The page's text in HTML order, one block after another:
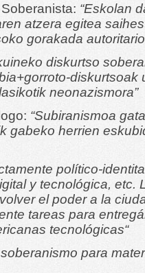
“Eskolan
atzera egitea
gorakada
diskurtso
diskurtsoak
neonazismora”
“Subiranismoa
gabeko herrien
político-
y tecnológica, etc.
el poder a la
tareas para
tecnológicas“
para